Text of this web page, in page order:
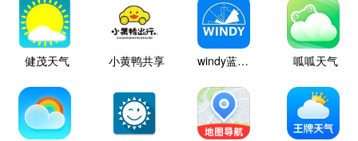
健茂天气 小黄鸭共享 windy蓝色气象 呱呱天气